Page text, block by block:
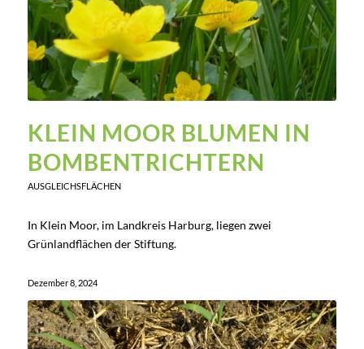
KLEIN MOOR BLUMEN IN
BOMBENTRICHTERN
AUSGLEICHSFLÄCHEN
In Klein Moor, im Landkreis Harburg, liegen zwei
Grünlandflächen der Stiftung.
Dezember 8, 2024